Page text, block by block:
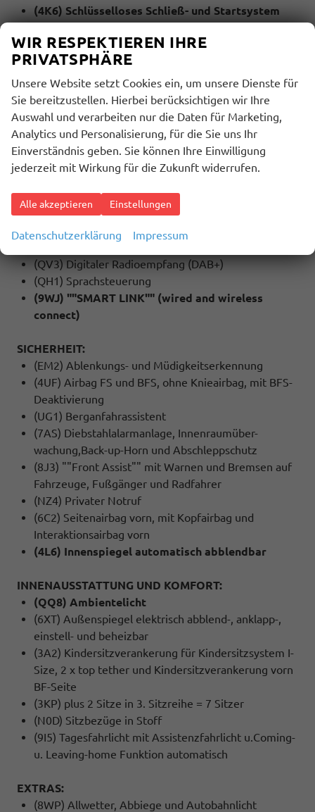
(4K6) Schlüsselloses Schließ- und Startsystem
(PZA) Dritte Sitzreihe = 7 Sitzer
(4A3) Sitzheizung für Vordersitze
(3PH) Sitzeinstellung, links elektrisch mit
Memory, rechts mechan. höheneinstellbar
(4KF) Fenster ab B-Säule abgedunkelt
(53P) Leichtmetallräder 7 1/2J x 19
(4E7) Heckklappe elektrisch öffnend und
schließend
""Virtual Cockpit"" mit 10,25 TFT Display
MULTIMEDIA UND KOMMUNIKATION:
(QV3) Digitaler Radioempfang (DAB+)
(QH1) Sprachsteuerung
(9WJ) ""SMART LINK"" (wired and wireless
connect)
SICHERHEIT:
(EM2) Ablenkungs- und Müdigkeitserkennung
(4UF) Airbag FS und BFS, ohne Knieairbag, mit BFS-
Deaktivierung
(UG1) Berganfahrassistent
(7AS) Diebstahlalarmanlage, Innenraumüber-
wachung,Back-up-Horn und Abschleppschutz
(8J3) ""Front Assist"" mit Warnen und Bremsen auf
Fahrzeuge, Fußgänger und Radfahrer
(NZ4) Privater Notruf
(6C2) Seitenairbag vorn, mit Kopfairbag und
Interaktionsairbag vorn
(4L6) Innenspiegel automatisch abblendbar
INNENAUSSTATTUNG UND KOMFORT:
(QQ8) Ambientelicht
(6XT) Außenspiegel elektrisch abblend-, anklapp-,
einstell- und beheizbar
(3A2) Kindersitzverankerung für Kindersitzsystem I-
Size, 2 x top tether und Kindersitzverankerung vorn
BF-Seite
(3KP) plus 2 Sitze in 3. Sitzreihe = 7 Sitzer
(N0D) Sitzbezüge in Stoff
(9I5) Tagesfahrlicht mit Assistenzfahrlicht u.Coming-
u. Leaving-home Funktion automatisch
EXTRAS:
(8WP) Allwetter, Abbiege und Autobahnlicht
WIR RESPEKTIEREN IHRE
PRIVATSPHÄRE
Unsere Website setzt Cookies ein, um unsere Dienste für
Sie bereitzustellen. Hierbei berücksichtigen wir Ihre
Auswahl und verarbeiten nur die Daten für Marketing,
Analytics und Personalisierung, für die Sie uns Ihr
Einverständnis geben. Sie können Ihre Einwilligung
jederzeit mit Wirkung für die Zukunft widerrufen.
Alle akzeptieren Einstellungen
Datenschutzerklärung Impressum